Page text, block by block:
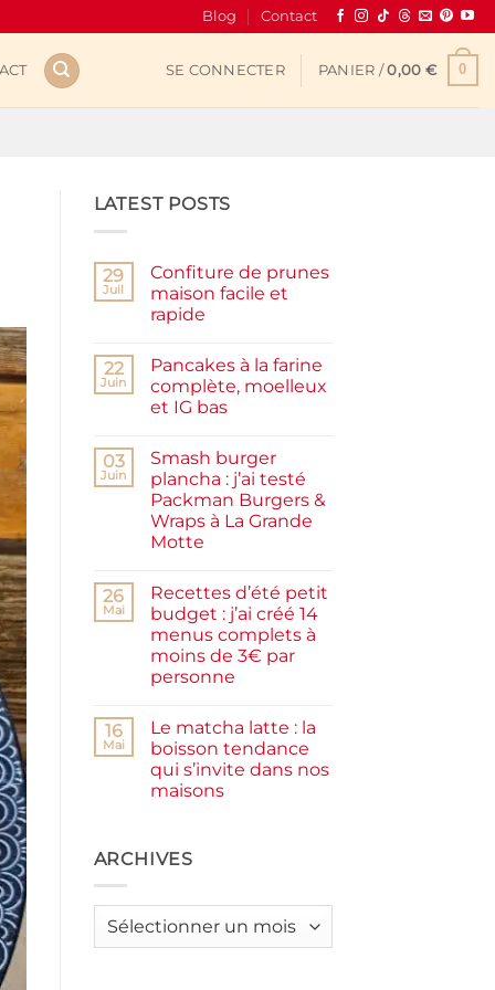
Blog Contact
SE CONNECTER PANIER /0,00 € 0
LATEST POSTS
29
Juil
Confiture de prunes
maison facile et
rapide
sur
Confiture
de
prunes
et
rapide
22
Juin
Pancakes à la farine
complète, moelleux
et IG bas
sur
Pancakes
à
la
farine
complète,
moelleux
bas
03
Juin
Smash burger
plancha : j’ai testé
Packman Burgers &
Wraps à La Grande
Motte
sur
Smash
burger
plancha :
j’ai
testé
Packman
à
La
Grande
Motte
26
Mai
Recettes d’été petit
budget : j’ai créé 14
menus complets à
moins de 3€ par
personne
sur
Recettes
d’été
petit
budget
menus
complets
3€
16
Mai
Le matcha latte : la
boisson tendance
qui s’invite dans nos
maisons
Le
matcha
boisson
ARCHIVES
Archives